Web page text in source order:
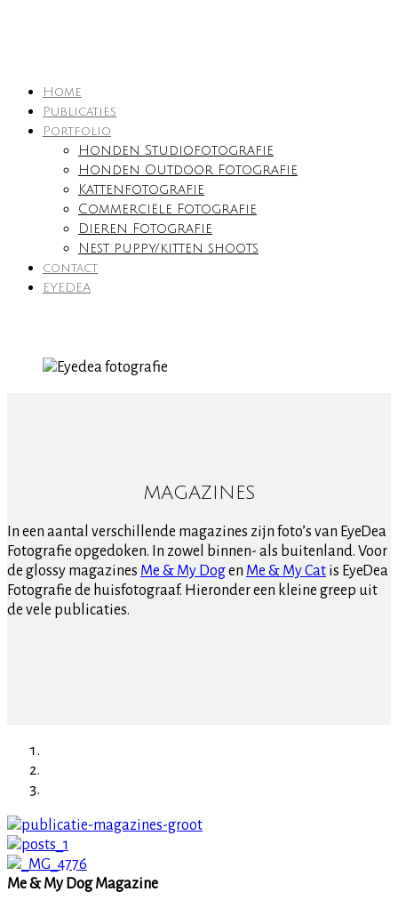
Home
Publicaties
Portfolio
Honden Studiofotografie
Honden Outdoor Fotografie
Kattenfotografie
Commerciële Fotografie
Dieren Fotografie
Nest puppy/kitten shoots
contact
EYEDEA
MAGAZINES
In een aantal verschillende magazines zijn foto’s van EyeDea
Fotografie opgedoken. In zowel binnen- als buitenland. Voor
de glossy magazines Me & My Dogen Me & My Cat is EyeDea
Fotografie de huisfotograaf. Hieronder een kleine greep uit
de vele publicaties.
Me & My Dog Magazine